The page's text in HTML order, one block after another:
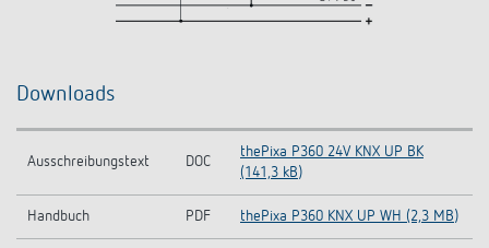
Downloads
Ausschreibungstext DOC
thePixa P360 24V KNX UP BK
(141,3 kB)
Handbuch PDF thePixa P360 KNX UP WH (2,3 MB)